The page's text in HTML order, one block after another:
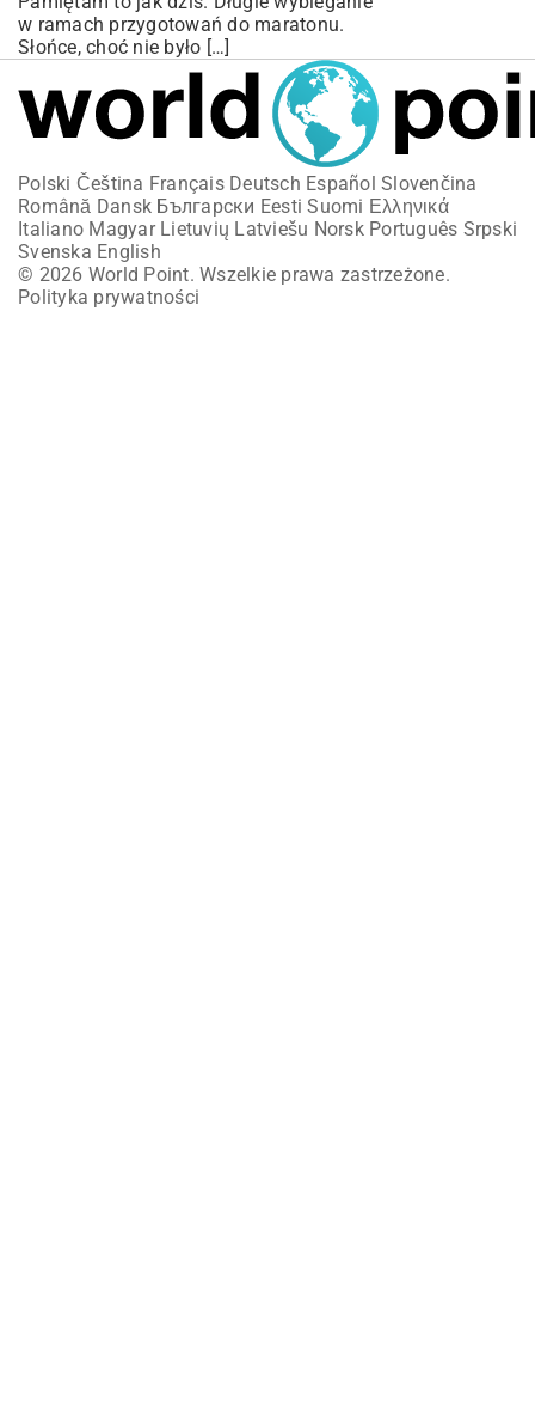
w ramach przygotowań do maratonu.
Słońce, choć nie było […]
Polski Čeština Français Deutsch Español Slovenčina
Română Dansk Български Eesti Suomi Ελληνικά
Italiano Magyar Lietuvių Latviešu Norsk Português Srpski
Svenska English
© 2026 World Point. Wszelkie prawa zastrzeżone.
Polityka prywatności